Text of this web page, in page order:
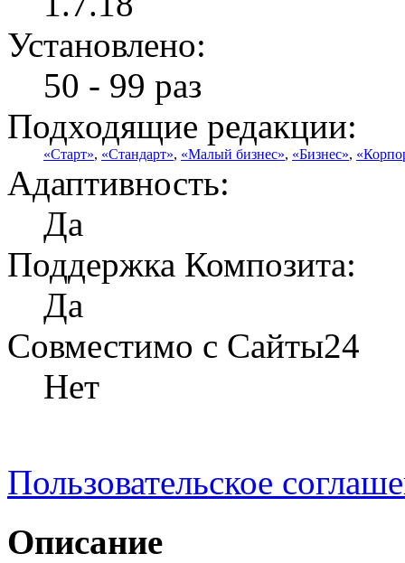
Установлено:
50 - 99 раз
Подходящие редакции:
«Старт», «Стандарт», «Малый бизнес», «Бизнес»,
Адаптивность:
Да
Поддержка Композита:
Да
Совместимо с Сайты24
Нет
Пользовательское
Описание